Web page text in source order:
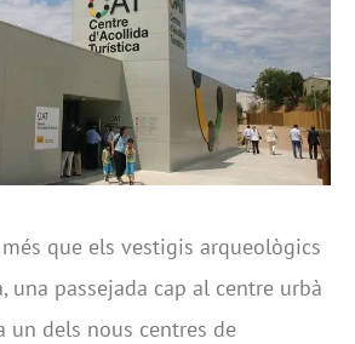
que els vestigis arqueològics
una passejada cap al centre urbà
un dels nous centres de